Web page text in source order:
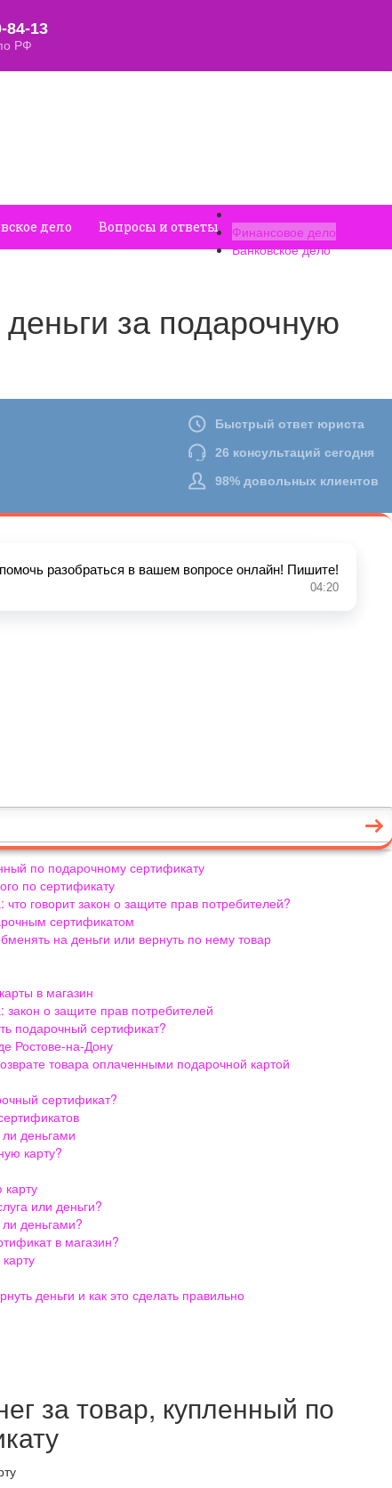
дело Вопросы и ответы
Финансовое дело
Банковское дело
за подарочную
по подарочному сертификату
по сертификату
говорит закон о защите прав потребителей?
сертификатом
на деньги или вернуть по нему товар
в магазин
закон о защите прав потребителей
подарочный сертификат?
Ростове-на-Дону
товара оплаченными подарочной картой
сертификат?
деньгами
карту?
или деньги?
деньгами?
в магазин?
деньги и как это сделать правильно
за товар, купленный по